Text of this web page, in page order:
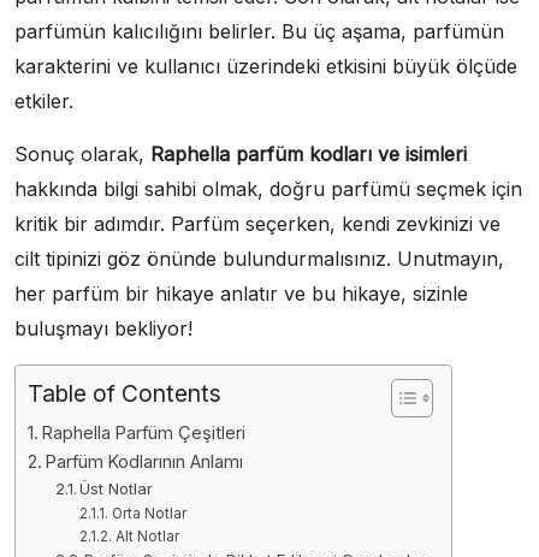
parfümün kalıcılığını belirler. Bu üç aşama, parfümün
karakterini ve kullanıcı üzerindeki etkisini büyük ölçüde
etkiler.
Sonuç olarak, Raphella parfüm kodları ve isimleri
hakkında bilgi sahibi olmak, doğru parfümü seçmek için
kritik bir adımdır. Parfüm seçerken, kendi zevkinizi ve
cilt tipinizi göz önünde bulundurmalısınız. Unutmayın,
her parfüm bir hikaye anlatır ve bu hikaye, sizinle
buluşmayı bekliyor!
Table of Contents
Raphella Parfüm Çeşitleri
Parfüm Kodlarının Anlamı
Üst Notlar
Orta Notlar
Alt Notlar